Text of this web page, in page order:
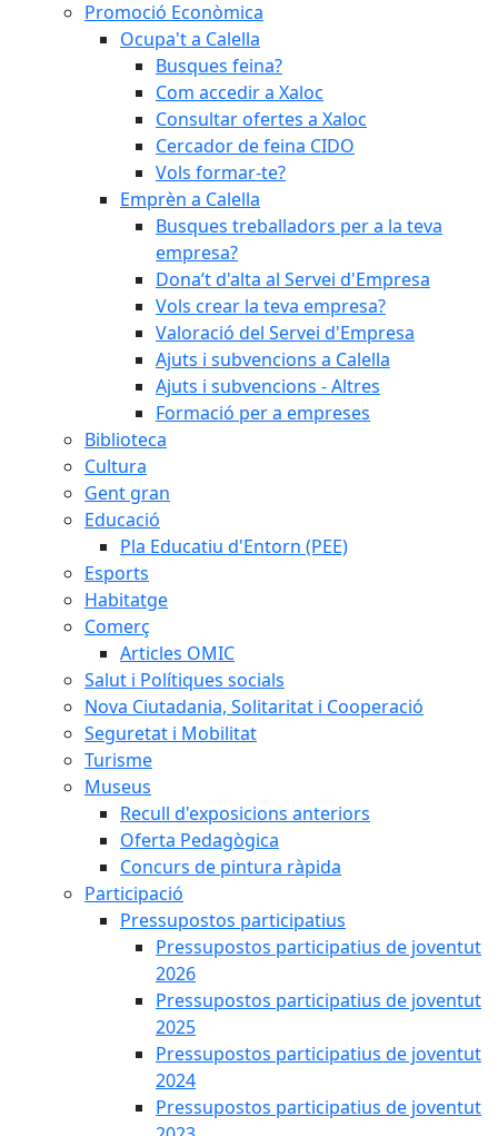
Promoció Econòmica
Ocupa't a Calella
Busques feina?
Com accedir a Xaloc
Consultar ofertes a Xaloc
Cercador de feina CIDO
Vols formar-te?
Emprèn a Calella
Busques treballadors per a la teva
empresa?
Dona’t d'alta al Servei d'Empresa
Vols crear la teva empresa?
Valoració del Servei d'Empresa
Ajuts i subvencions a Calella
Ajuts i subvencions - Altres
Formació per a empreses
Biblioteca
Cultura
Gent gran
Educació
Pla Educatiu d'Entorn (PEE)
Esports
Habitatge
Comerç
Articles OMIC
Salut i Polítiques socials
Nova Ciutadania, Solitaritat i Cooperació
Seguretat i Mobilitat
Turisme
Museus
Recull d'exposicions anteriors
Oferta Pedagògica
Concurs de pintura ràpida
Participació
Pressupostos participatius
Pressupostos participatius de joventut
2026
Pressupostos participatius de joventut
2025
Pressupostos participatius de joventut
2024
Pressupostos participatius de joventut